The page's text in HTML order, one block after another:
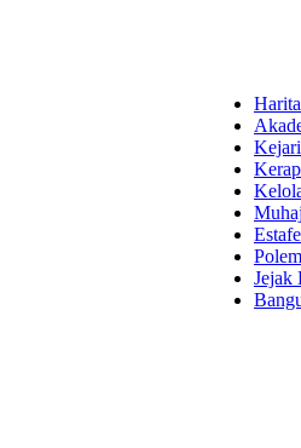
Harita
Akademisi
Kejari Pulau
Kerap
Kelola Rp21
Muhajirin
Estafet
Polemik
Jejak
Bangun